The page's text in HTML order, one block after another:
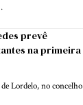
prevê
na primeira
Lordelo, no concelho